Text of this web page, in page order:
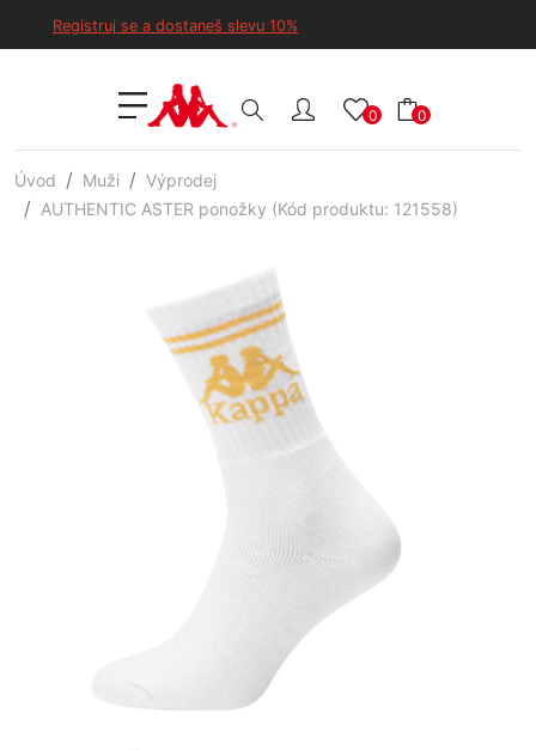
Registruj se a dostaneš slevu 10%
0 0
Úvod Muži
Výprodej
AUTHENTIC ASTER ponožky (Kód produktu: 121558)